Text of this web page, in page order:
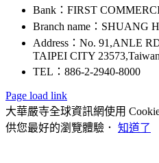
Bank：FIRST
Branch name：SHUANG
Address：No. 91,ANLE
TAIPEI CITY
TEL：886-2-2940-8000
Page load link
大華嚴寺全球資訊網使用
供您最好的瀏覽體驗． 知道了